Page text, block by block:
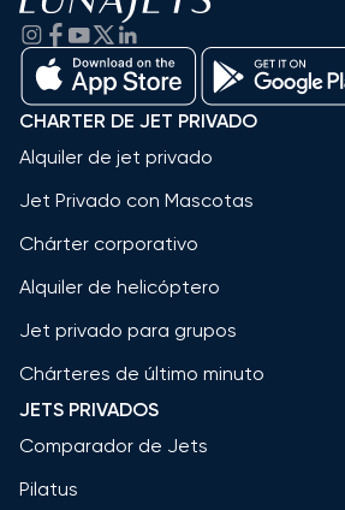
CHARTER DE JET PRIVADO
Alquiler de jet privado
Jet Privado con Mascotas
Chárter corporativo
Alquiler de helicóptero
Jet privado para grupos
Chárteres de último minuto
JETS PRIVADOS
Comparador de Jets
Pilatus